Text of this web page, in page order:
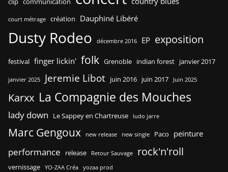
court métrage création Dauphiné Libéré
Dusty Rodeo décembre 2016 EP exposition
festival finger lickin' folk Grenoble indian forest janvier 2017
janvier 2025 Jeremie Libot juin 2016 juin 2017 Juin 2025
Karxx La Compagnie des Mouches
lady down Le Sappey en Chartreuse ludo jarre
Marc Gengoux new release new single Paco peinture
performance release Retour Sauvage rock'n'roll
vernissage YO-ZAA Créa yozaa prod